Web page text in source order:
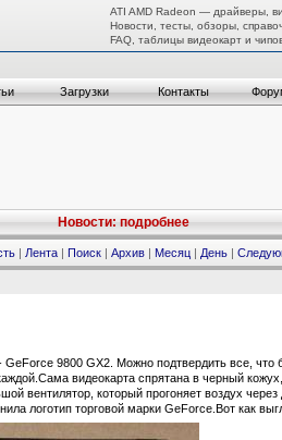
ATI AMD Radeon — драйверы,
Новости, тесты, обзоры,
FAQ, таблицы видеокарт и
Загрузки Контакты
Новости: подробнее
| Лента | Поиск | Архив | Месяц | День |
9800 GX2. Можно подтвердить все, что
видеокарта спрятана в черный
вентилятор, который прогоняет воздух
логотип торговой марки GeForce.Вот как